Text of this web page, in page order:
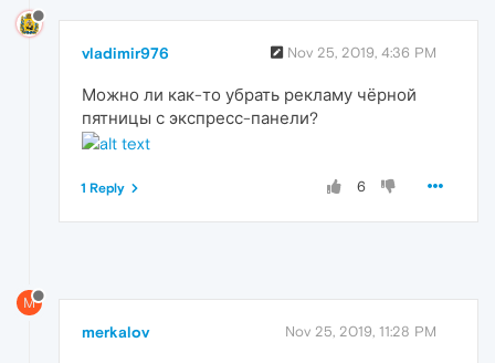
vladimir976 Nov 25, 2019, 4:36 PM
Можно ли как-то убрать рекламу чёрной
пятницы с экспресс-панели?
6
1 Reply
M
merkalov Nov 25, 2019, 11:28 PM